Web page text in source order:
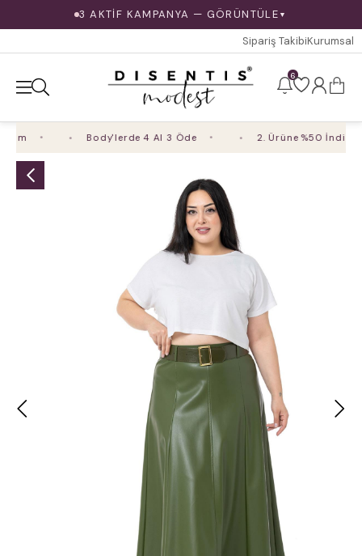
3 AKTİF KAMPANYA — GÖRÜNTÜLE ▼
Sipariş TakibiKurumsal
6
Body'lerde 4 Al 3 Öde 2. Ürüne %50 İndirim